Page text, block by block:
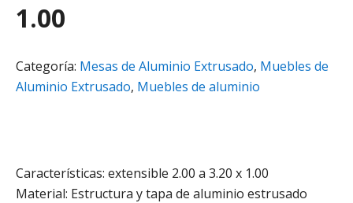
1.00
Categoría: Mesas de Aluminio Extrusado, Muebles de
Aluminio Extrusado, Muebles de aluminio
Características: extensible 2.00 a 3.20 x 1.00
Material: Estructura y tapa de aluminio estrusado